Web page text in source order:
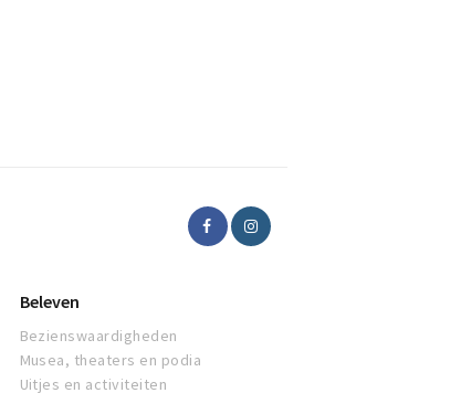
Beleven
Bezienswaardigheden
Musea, theaters en podia
Uitjes en activiteiten